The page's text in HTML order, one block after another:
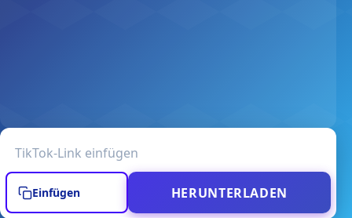
Einfügen HERUNTERLADEN